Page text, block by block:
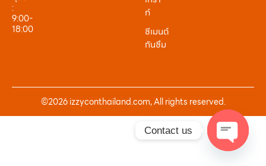
:
9:00-
18:00
ท์
ซีเมนต์
กันซึม
©2026 izzyconthailand.com, All rights reserved.
Contact us